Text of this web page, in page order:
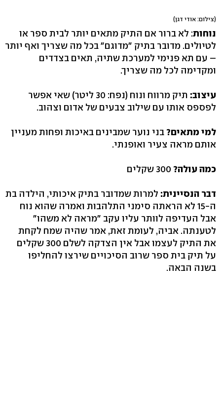
(צילום: אודי דגן)
נוחות: לא ברור אם התיק מתאים יותר לבית ספר או
לטיולים. מדובר בתיק "מדוגם" בכל מה שצריך ואף יותר
– עם תא פנימי למערכת שתיה, תאים בצדדים
ומקדימה לכל מה שצריך.
עיצוב:
תיק מרווח ונוח (נפח: 30 ליטר) שאי אפשר
לפספס אותו עם שילוב צבעים של אדום וצהוב.
למי מתאים? בני נוער שמבינים באיכות ופחות מעניין
אותם מראה צעיר ואופנתי.
כמה עולה?
דבר הנסיינית: למרות שמדובר בתיק איכותי, הילדה בת
ה-15 לא הראתה סימני התלהבות ואמרה שהוא נוח
אבל העדיפה לוותר עליו עקב "מראה לא משהו"
לטענתה. אביה, לעומת זאת, אמר שהיה שמח לקחת
את התיק לעצמו אבל אין הצדקה לשלם 300 שקלים
על תיק בית ספר שרוב הסיכויים שירצו להחליפו
בשנה הבאה.